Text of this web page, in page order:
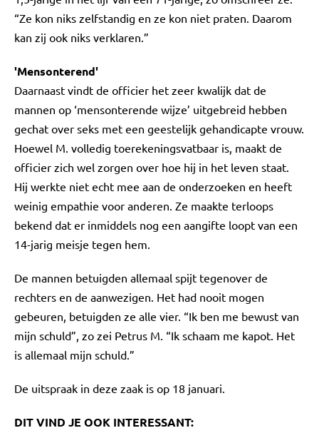
“Ze kon niks zelfstandig en ze kon niet praten. Daarom
kan zij ook niks verklaren.”
'Mensonterend'
Daarnaast vindt de officier het zeer kwalijk dat de
mannen op ‘mensonterende wijze’ uitgebreid hebben
gechat over seks met een geestelijk gehandicapte vrouw.
Hoewel M. volledig toerekeningsvatbaar is, maakt de
officier zich wel zorgen over hoe hij in het leven staat.
Hij werkte niet echt mee aan de onderzoeken en heeft
weinig empathie voor anderen. Ze maakte terloops
bekend dat er inmiddels nog een aangifte loopt van een
14-jarig meisje tegen hem.
De mannen betuigden allemaal spijt tegenover de
rechters en de aanwezigen. Het had nooit mogen
gebeuren, betuigden ze alle vier. “Ik ben me bewust van
mijn schuld”, zo zei Petrus M. “Ik schaam me kapot. Het
is allemaal mijn schuld.”
De uitspraak in deze zaak is op 18 januari.
DIT VIND JE OOK INTERESSANT: